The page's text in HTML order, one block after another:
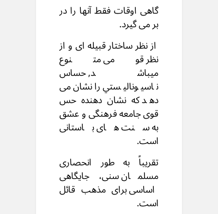
گاهی اوقات فقط آنها را در
بر می گیرد.
از نظر ساختار قبیله ای و از
نظر قومی متنوع
ميباشد,حساس
ناسيوناليستي را نشان می
دهدکه نشان دهنده حس
قوی جامعه فرهنگیو عشق
به سنت های باستانی
است.
تقریباً به طور انحصاری
مسلمان سنی، جایگاهی
اساسی برای مذهب قائل
است.